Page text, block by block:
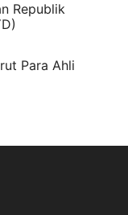
Republik
Para Ahli